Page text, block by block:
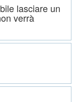
lasciare un
verrà